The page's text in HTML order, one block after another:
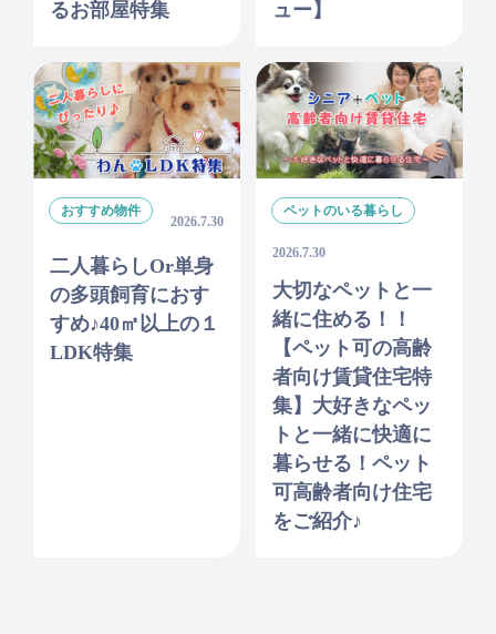
るお部屋特集
ュー】
おすすめ物件
2026.7.30
二人暮らしor単身
の多頭飼育におす
すめ♪40㎡以上の１
LDK特集
ペットのいる暮らし
2026.7.30
大切なペットと一
緒に住める！！
【ペット可の高齢
者向け賃貸住宅特
集】大好きなペッ
トと一緒に快適に
暮らせる！ペット
可高齢者向け住宅
をご紹介♪